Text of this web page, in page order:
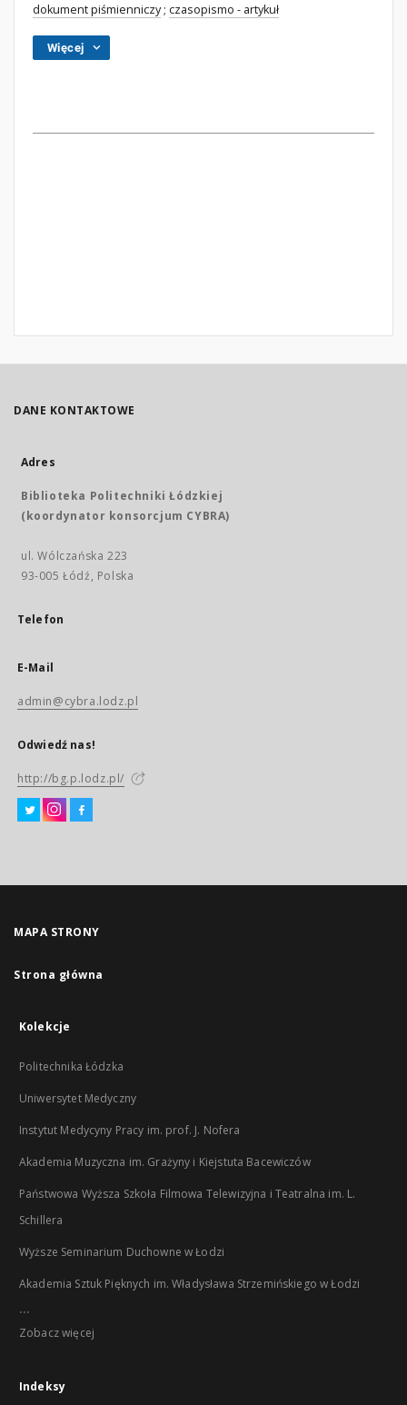
dokument piśmienniczy; czasopismo - artykuł
Więcej
DANE KONTAKTOWE
Adres
Biblioteka Politechniki Łódzkiej
(koordynator konsorcjum CYBRA)
ul. Wólczańska 223
93-005 Łódź, Polska
Telefon
E-Mail
admin@cybra.lodz.pl
Odwiedź nas!
http://bg.p.lodz.pl/
MAPA STRONY
Strona główna
Kolekcje
Politechnika Łódzka
Uniwersytet Medyczny
Instytut Medycyny Pracy im. prof. J. Nofera
Akademia Muzyczna im. Grażyny i Kiejstuta Bacewiczów
Państwowa Wyższa Szkoła Filmowa Telewizyjna i Teatralna im. L.
Schillera
Wyższe Seminarium Duchowne w Łodzi
Akademia Sztuk Pięknych im. Władysława Strzemińskiego w Łodzi
...
Zobacz więcej
Indeksy